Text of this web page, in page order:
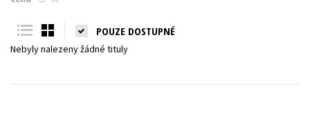
Young adult (SK)
Všechny tituly
POUZE DOSTUPNÉ
Nebyly nalezeny žádné tituly